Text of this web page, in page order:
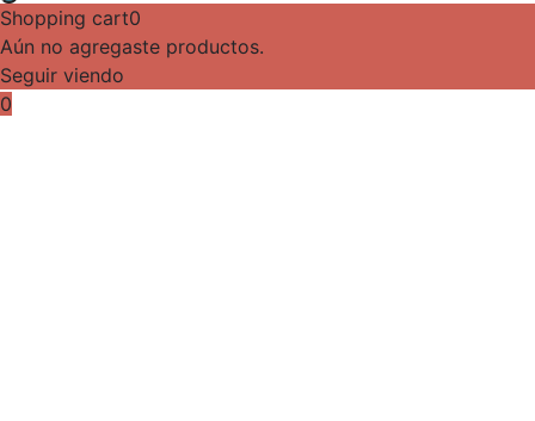
Shopping cart0
Aún no agregaste productos.
Seguir viendo
0